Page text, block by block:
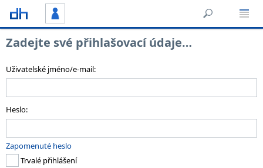
Zadejte své přihlašovací údaje…
Uživatelské jméno/e-mail:
Heslo:
Zapomenuté heslo
Trvalé přihlášení